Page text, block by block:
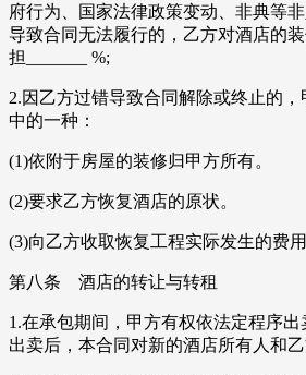
府行为、国家法律政策变动、非典等
导致合同无法履行的，乙方对酒店的
担_______ %;
2.因乙方过错导致合同解除或终止的，
中的一种：
(1)依附于房屋的装修归甲方所有。
(2)要求乙方恢复酒店的原状。
(3)向乙方收取恢复工程实际发生的费用
第八条 酒店的转让与转租
1.在承包期间，甲方有权依法定程序出
出卖后，本合同对新的酒店所有人和乙